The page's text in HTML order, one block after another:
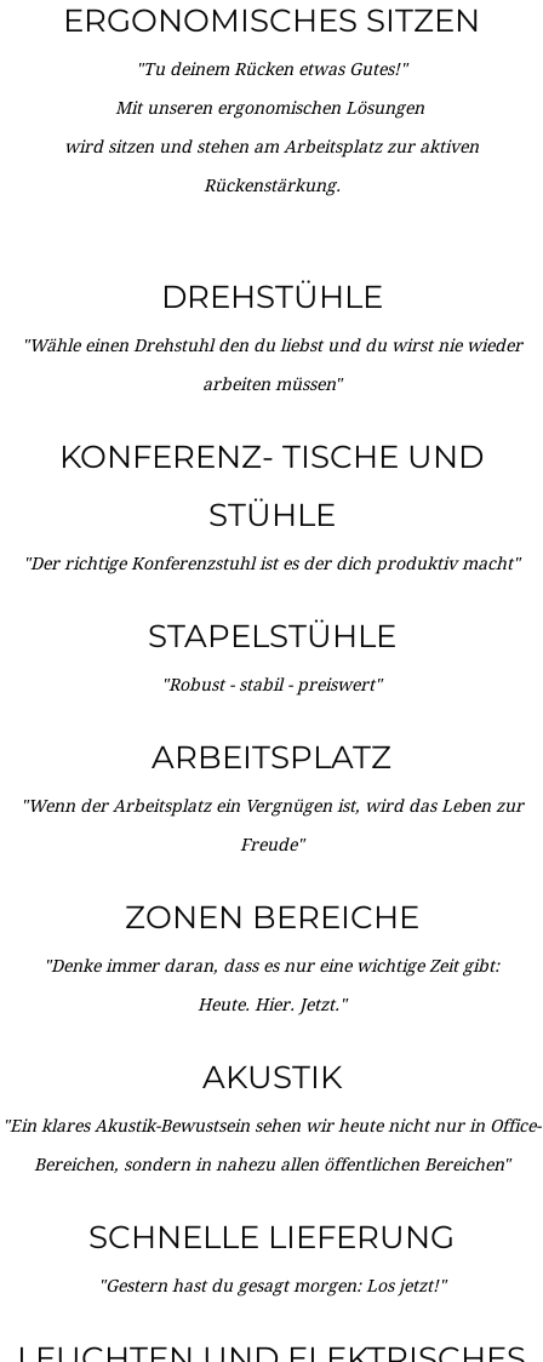
ERGONOMISCHES SITZEN
"Tu deinem Rücken etwas Gutes!"
Mit unseren ergonomischen Lösungen
wird sitzen und stehen am Arbeitsplatz zur aktiven
Rückenstärkung.
DREHSTÜHLE
"Wähle einen Drehstuhl den du liebst und du wirst nie wieder
arbeiten müssen"
KONFERENZ- TISCHE UND
STÜHLE
"Der richtige Konferenzstuhl ist es der dich produktiv macht"
STAPELSTÜHLE
"Robust - stabil - preiswert"
ARBEITSPLATZ
"Wenn der Arbeitsplatz ein Vergnügen ist, wird das Leben zur
Freude"
ZONEN BEREICHE
"Denke immer daran, dass es nur eine wichtige Zeit gibt:
Heute. Hier. Jetzt."
AKUSTIK
"Ein klares Akustik-Bewustsein sehen wir heute nicht nur in Office-
Bereichen, sondern in nahezu allen öffentlichen Bereichen"
SCHNELLE LIEFERUNG
"Gestern hast du gesagt morgen: Los jetzt!"